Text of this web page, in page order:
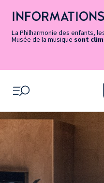
page
Accessibilité
accès
rapides
principal
contenu
principal
page
Message d’information
La Philharmonie des enfants,
Musée de la musique sont
OUVRIR LE MENU